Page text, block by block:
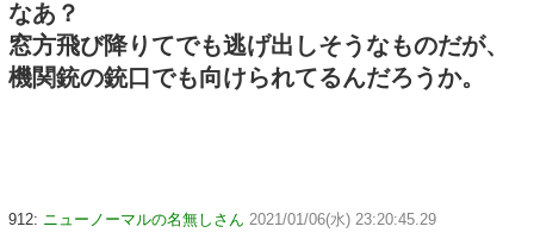
なあ？
窓方飛び降りてでも逃げ出しそうなものだが、
機関銃の銃口でも向けられてるんだろうか。
912: ニューノーマルの名無しさん 2021/01/06(水) 23:20:45.29